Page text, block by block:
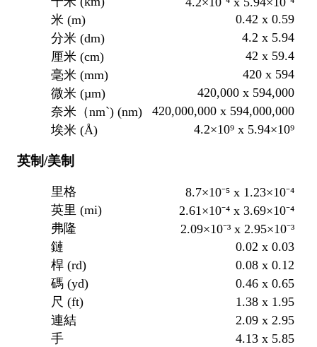
米 (m)
0.42 x 0.59
分米 (dm)
4.2 x 5.94
厘米 (cm)
42 x 59.4
毫米 (mm)
420 x 594
微米 (µm)
420,000 x 594,000
奈米（nm`) (nm)
420,000,000 x 594,000,000
埃米 (Å)
4.2×10⁹ x 5.94×10⁹
英制/美制
里格
8.7×10⁻⁵ x 1.23×10⁻⁴
英里 (mi)
2.61×10⁻⁴ x 3.69×10⁻⁴
弗隆
2.09×10⁻³ x 2.95×10⁻³
鏈
0.02 x 0.03
桿 (rd)
0.08 x 0.12
碼 (yd)
0.46 x 0.65
尺 (ft)
1.38 x 1.95
連結
2.09 x 2.95
手
4.13 x 5.85